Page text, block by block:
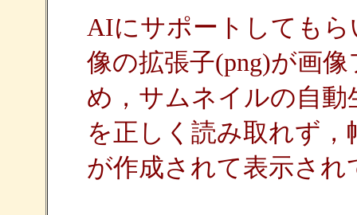
AIにサポートしても
像の拡張子(png)が画
め，サムネイルの自
を正しく読み取れず
が作成されて表示さ